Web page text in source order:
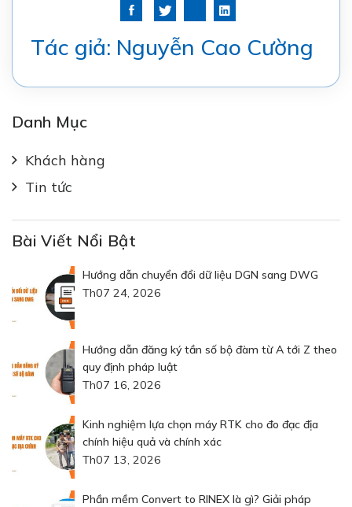
Tác giả: Nguyễn Cao Cường
Danh Mục
Khách hàng
Tin tức
Bài Viết Nổi Bật
Hướng dẫn chuyển đổi dữ liệu DGN sang DWG
Th07 24, 2026
Hướng dẫn đăng ký tần số bộ đàm từ A tới Z theo
quy định pháp luật
Th07 16, 2026
Kinh nghiệm lựa chọn máy RTK cho đo đạc địa
chính hiệu quả và chính xác
Th07 13, 2026
Phần mềm Convert to RINEX là gì? Giải pháp